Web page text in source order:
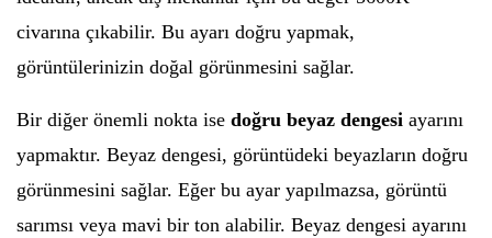
civarına çıkabilir. Bu ayarı doğru yapmak,
görüntülerinizin doğal görünmesini sağlar.
Bir diğer önemli nokta ise doğru beyaz dengesi ayarını
yapmaktır. Beyaz dengesi, görüntüdeki beyazların doğru
görünmesini sağlar. Eğer bu ayar yapılmazsa, görüntü
sarımsı veya mavi bir ton alabilir. Beyaz dengesi ayarını